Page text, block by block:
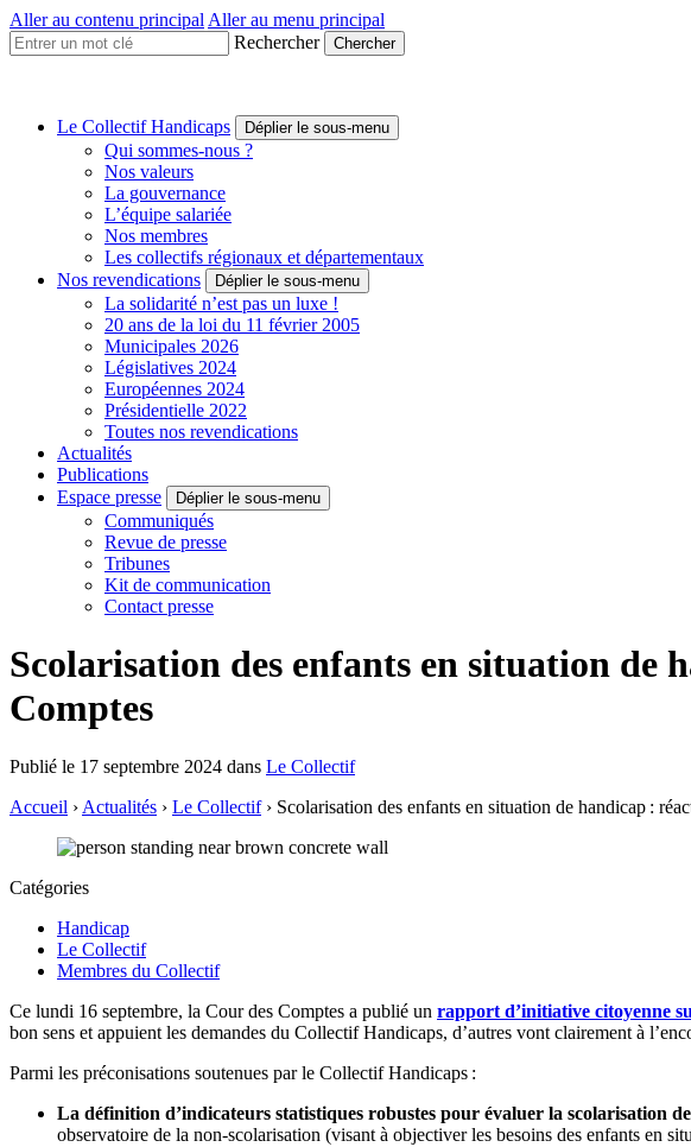
Aller au contenu principal Aller au menu principal
Rechercher
Une
Le Collectif Handicaps Déplier le sous-menu
Qui sommes-nous ?
Nos valeurs
La gouvernance
L’équipe salariée
Nos membres
Les collectifs régionaux et départementaux
Nos revendications
Déplier le sous-menu
La solidarité n’est pas un luxe !
20 ans de la loi du 11 février 2005
Municipales 2026
Législatives 2024
Européennes 2024
Présidentielle 2022
Toutes nos revendications
Actualités
Publications
Espace presse
Déplier le sous-menu
Communiqués
Revue de presse
Tribunes
Kit de communication
Contact presse
Scolarisation des enfants en situation
Comptes
Publié le 17 septembre 2024 dans Le Collectif
Accueil › Actualités › Le Collectif› Scolarisation des enfants en situation de handicap :
Catégories
Handicap
Le Collectif
Membres du Collectif
Ce lundi 16 septembre, la Cour des Comptes a publié un rapport d’initiative citoyenne
bon sens et appuient les demandes du Collectif Handicaps, d’autres vont clairement à
Parmi les préconisations soutenues par le Collectif Handicaps :
La définition d’indicateurs statistiques robustes pour évaluer la scolarisation
observatoire de la non-scolarisation (visant à objectiver les besoins des enfants en